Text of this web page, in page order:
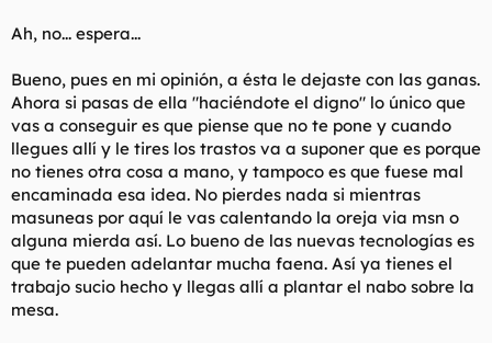
Ah, no... espera...
Bueno, pues en mi opinión, a ésta le dejaste con las ganas.
Ahora si pasas de ella "haciéndote el digno" lo único que
vas a conseguir es que piense que no te pone y cuando
llegues allí y le tires los trastos va a suponer que es porque
no tienes otra cosa a mano, y tampoco es que fuese mal
encaminada esa idea. No pierdes nada si mientras
masuneas por aquí le vas calentando la oreja via msn o
alguna mierda así. Lo bueno de las nuevas tecnologías es
que te pueden adelantar mucha faena. Así ya tienes el
trabajo sucio hecho y llegas allí a plantar el nabo sobre la
mesa.